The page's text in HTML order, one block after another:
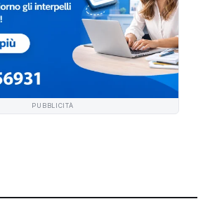
PUBBLICITÀ